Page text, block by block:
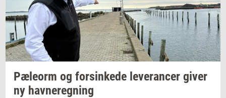
Pæle­orm og for­sin­ke­de le­ve­ran­cer giver
ny hav­ne­reg­ning